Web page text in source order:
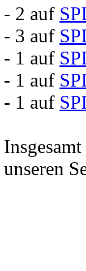
- 2 auf
- 3 auf
- 1 auf
- 1 auf
- 1 auf
unseren